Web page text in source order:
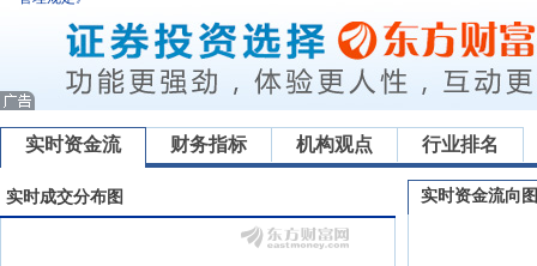
实时资金流 财务指标 机构观点 行业排名
实时成交分布图 实时资金流向图